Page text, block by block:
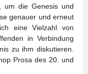
um die Genesis und
genauer und erneut
eine Vielzahl von
in Verbindung
zu ihm diskutieren.
Prosa des 20. und